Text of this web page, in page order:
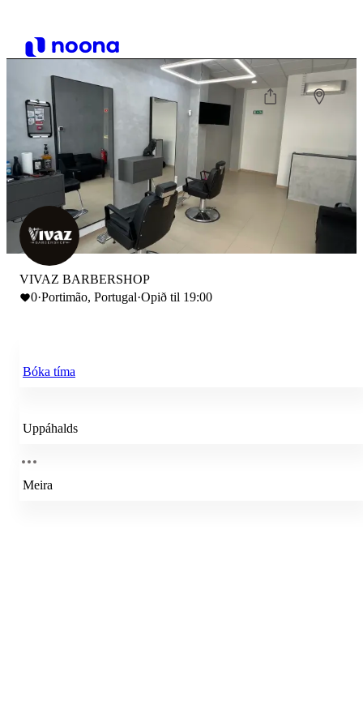
VIVAZ BARBERSHOP
0·Portimão, Portugal·Opið til 19:00
Bóka tíma
Uppáhalds
Meira